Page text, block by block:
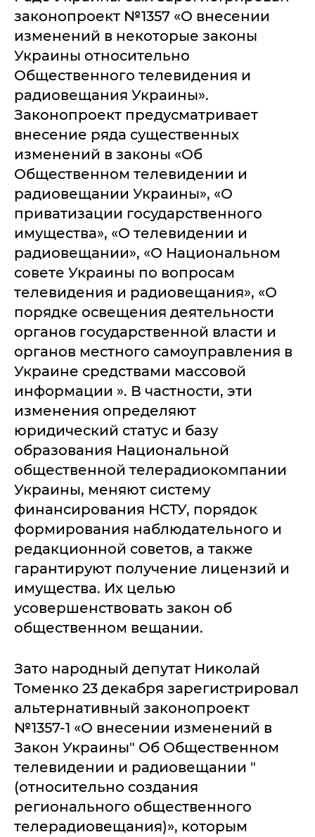
законопроект №1357 «О внесении
изменений в некоторые законы
Украины относительно
Общественного телевидения и
радиовещания Украины».
Законопроект предусматривает
внесение ряда существенных
изменений в законы «Об
Общественном телевидении и
радиовещании Украины», «О
приватизации государственного
имущества», «О телевидении и
радиовещании», «О Национальном
совете Украины по вопросам
телевидения и радиовещания», «О
порядке освещения деятельности
органов государственной власти и
органов местного самоуправления в
Украине средствами массовой
информации ». В частности, эти
изменения определяют
юридический статус и базу
образования Национальной
общественной телерадиокомпании
Украины, меняют систему
финансирования НСТУ, порядок
формирования наблюдательного и
редакционной советов, а также
гарантируют получение лицензий и
имущества. Их целью
усовершенствовать закон об
общественном вещании.
Зато народный депутат Николай
Томенко 23 декабря зарегистрировал
альтернативный законопроект
№1357-1 «О внесении изменений в
Закон Украины" Об Общественном
телевидении и радиовещании "
(относительно создания
регионального общественного
телерадиовещания)», которым